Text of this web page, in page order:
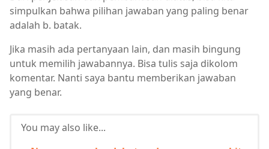
simpulkan bahwa pilihan jawaban yang paling benar
adalah b. batak.
Jika masih ada pertanyaan lain, dan masih bingung
untuk memilih jawabannya. Bisa tulis saja dikolom
komentar. Nanti saya bantu memberikan jawaban
yang benar.
You may also like...